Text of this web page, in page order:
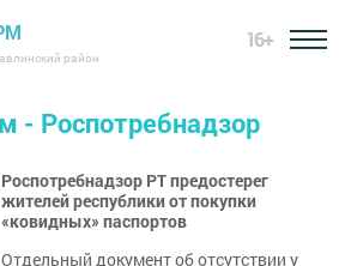
район
16+
- Роспотребнадзор
Роспотребнадзор РТ предостерег
жителей республики от покупки
«ковидных» паспортов
Отдельный документ об отсутствии у